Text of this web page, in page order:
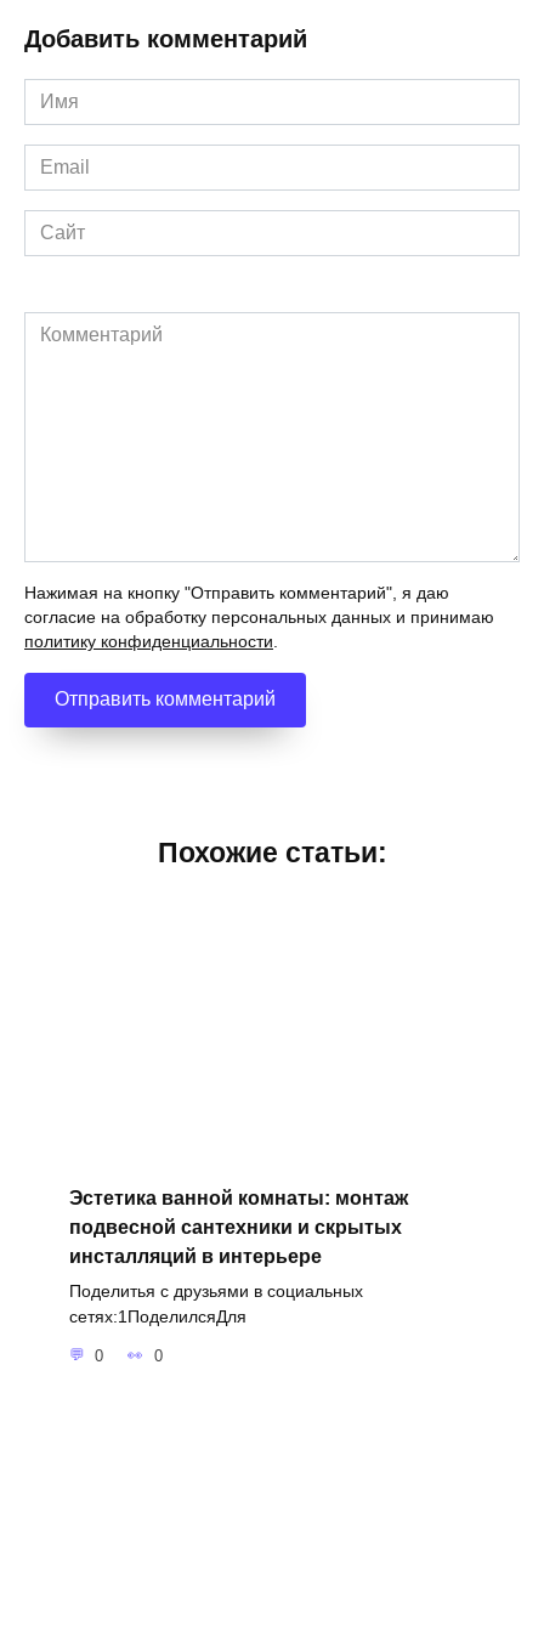
Добавить комментарий
Имя
*
Email
*
Сайт
Комментарий
Нажимая на кнопку "Отправить комментарий", я даю
согласие на обработку персональных данных и принимаю
политику конфиденциальности
Похожие статьи:
Эстетика ванной комнаты: монтаж
подвесной сантехники и скрытых
инсталляций в интерьере
Поделитья с друзьями в социальных
сетях:1ПоделилсяДля
0 0